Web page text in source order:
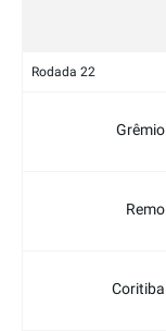
Rodada 22
Grêmio
Remo
Coritiba